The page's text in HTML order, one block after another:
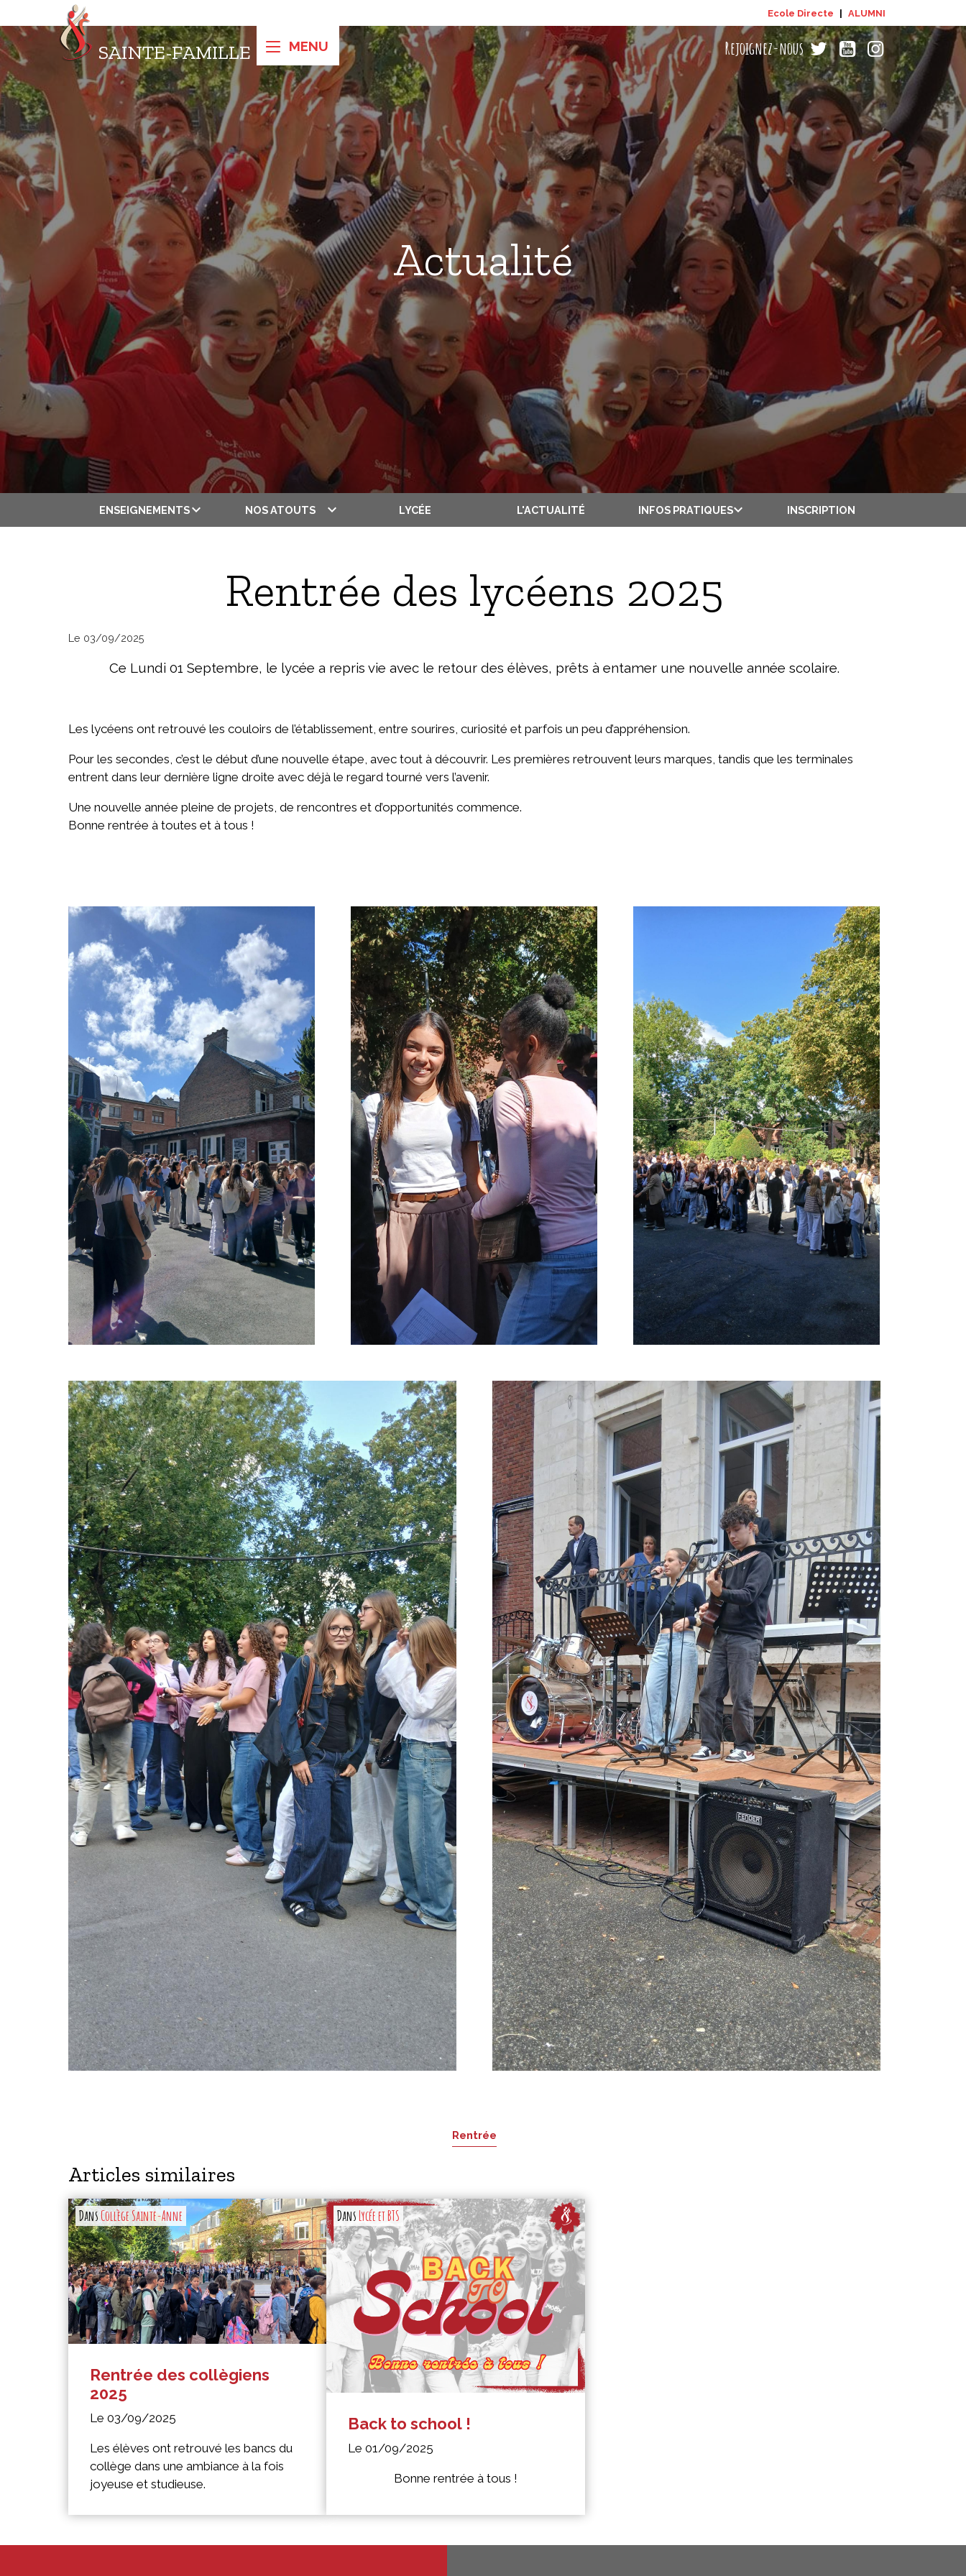
Ecole Directe | ALUMNI
SAINTE-FAMILLE
ENSEIGNEMENTS NOS ATOUTS LYCÉE L'ACTUALITÉ INFOS PRATIQUES INSCRIPTION
Rentrée des lycéens 2025
Le 03/09/2025
Ce Lundi 01 Septembre, le lycée a repris vie avec le retour des élèves, prêts à entamer une nouvelle année scolaire.
Les lycéens ont retrouvé les couloirs de l’établissement, entre sourires, curiosité et parfois un peu d’appréhension.
Pour les secondes, c’est le début d’une nouvelle étape, avec tout à découvrir. Les premières retrouvent leurs marques, tandis que les terminales
entrent dans leur dernière ligne droite avec déjà le regard tourné vers l’avenir.
Une nouvelle année pleine de projets, de rencontres et d’opportunités commence.
Bonne rentrée à toutes et à tous !
Rentrée
Articles similaires
DansCollège Sainte-Anne
Rentrée des collègiens
2025
Le 03/09/2025
Les élèves ont retrouvé les bancs du
collège dans une ambiance à la fois
joyeuse et studieuse.
Dans Lycée et BTS
Back to school !
Le 01/09/2025
Bonne rentrée à tous !